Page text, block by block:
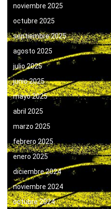
noviembre 2025
octubre 2025
septiembre 2025
agosto 2025
julio 2025
junio 2025
mayo 2025
abril 2025
marzo 2025
febrero 2025
enero 2025
diciembre 2024
noviembre 2024
octubre 2024